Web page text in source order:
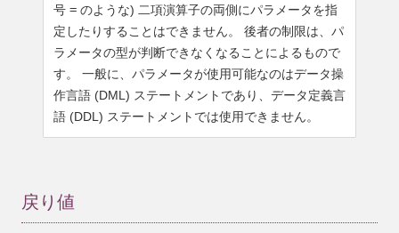
号 = のような) 二項演算子の両側にパラメータを指
定したりすることはできません。 後者の制限は、パ
ラメータの型が判断できなくなることによるもので
す。 一般に、パラメータが使用可能なのはデータ操
作言語 (DML) ステートメントであり、データ定義言
語 (DDL) ステートメントでは使用できません。
戻り値